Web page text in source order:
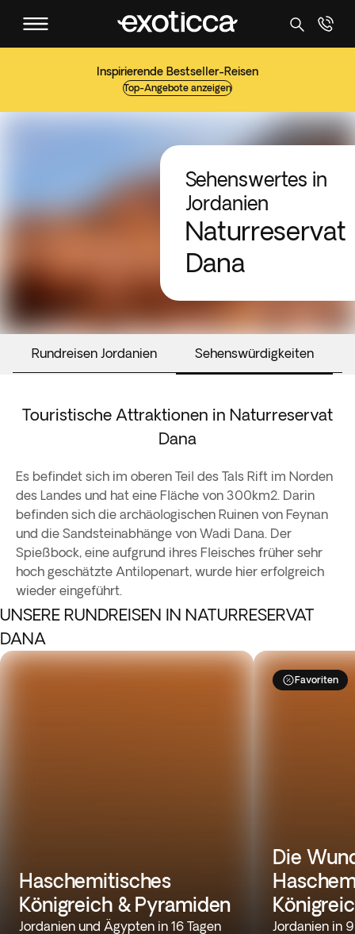
Inspirierende Bestseller-Reisen
Top-Angebote anzeigen
Sehenswertes in
Jordanien
Naturreservat
Dana
Rundreisen Jordanien Sehenswürdigkeiten
Touristische Attraktionen in Naturreservat
Dana
Es befindet sich im oberen Teil des Tals Rift im Norden
des Landes und hat eine Fläche von 300km2. Darin
befinden sich die archäologischen Ruinen von Feynan
und die Sandsteinabhänge von Wadi Dana. Der
Spießbock, eine aufgrund ihres Fleisches früher sehr
hoch geschätzte Antilopenart, wurde hier erfolgreich
wieder eingeführt.
UNSERE RUNDREISEN IN NATURRESERVAT
DANA
Haschemitisches
Königreich & Pyramiden
Jordanien und Ägypten in 16 Tagen
Favoriten
Die
Jordanien in 9